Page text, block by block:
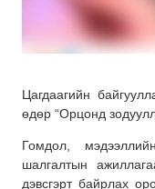
Цагдаагийн
өдөр “Орцонд
Гомдол,
шалгалтын
дэвсгэрт байрлах